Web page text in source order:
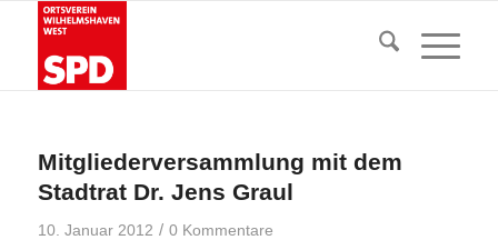
Mitgliederversammlung mit dem
Stadtrat Dr. Jens Graul
10. Januar 2012 / 0 Kommentare